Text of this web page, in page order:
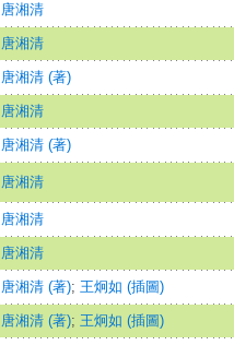
唐湘清
唐湘清
唐湘清 (著)
唐湘清
唐湘清 (著)
唐湘清
唐湘清
唐湘清
唐湘清 (著); 王炯如 (插圖)
唐湘清 (著); 王炯如 (插圖)